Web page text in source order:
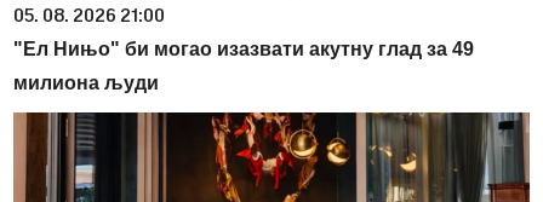
05. 08. 2026 21:00
"Ел Нињо" би могао изазвати акутну глад за 49
милиона људи